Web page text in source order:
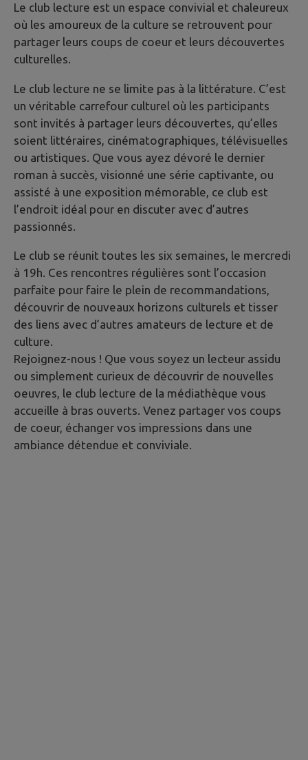
Le club lecture est un espace convivial et chaleureux
où les amoureux de la culture se retrouvent pour
partager leurs coups de coeur et leurs découvertes
culturelles.
Le club lecture ne se limite pas à la littérature. C’est
un véritable carrefour culturel où les participants
sont invités à partager leurs découvertes, qu’elles
soient littéraires, cinématographiques, télévisuelles
ou artistiques. Que vous ayez dévoré le dernier
roman à succès, visionné une série captivante, ou
assisté à une exposition mémorable, ce club est
l’endroit idéal pour en discuter avec d’autres
passionnés.
Le club se réunit toutes les six semaines, le mercredi
à 19h. Ces rencontres régulières sont l’occasion
parfaite pour faire le plein de recommandations,
découvrir de nouveaux horizons culturels et tisser
des liens avec d’autres amateurs de lecture et de
culture.
Rejoignez-nous ! Que vous soyez un lecteur assidu
ou simplement curieux de découvrir de nouvelles
oeuvres, le club lecture de la médiathèque vous
accueille à bras ouverts. Venez partager vos coups
de coeur, échanger vos impressions dans une
ambiance détendue et conviviale.